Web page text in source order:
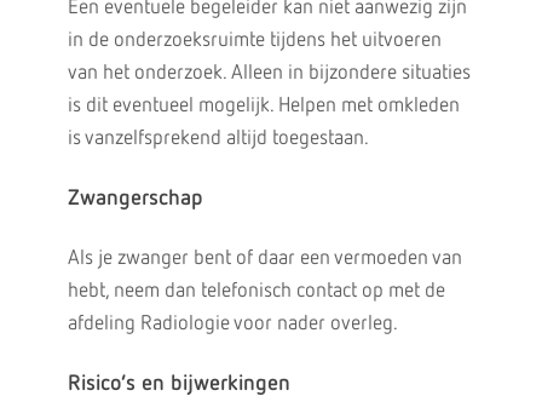
Een eventuele begeleider kan niet aanwezig zijn
in de onderzoeksruimte tijdens het uitvoeren
van het onderzoek. Alleen in bijzondere situaties
is dit eventueel mogelijk. Helpen met omkleden
is vanzelfsprekend altijd toegestaan.
Zwangerschap
Als je zwanger bent of daar een vermoeden van
hebt, neem dan telefonisch contact op met de
afdeling Radiologie voor nader overleg.
Risico’s en bijwerkingen